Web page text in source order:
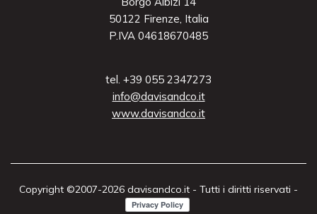
50122 Firenze, Italia
P.IVA 04618670485
tel. +39 055 2347273
info@davisandco.it
www.davisandco.it
Copyright ©2007-2026 davisandco.it - Tutti i diritti riservati -